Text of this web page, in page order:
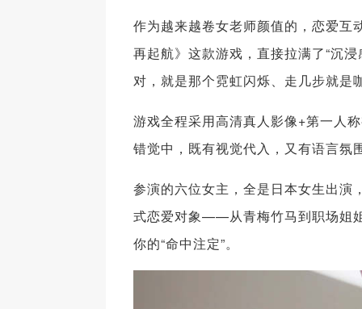
作为越来越卷女老师颜值的，恋爱互
再起航》这款游戏，直接拉满了“沉
对，就是那个霓虹闪烁、走几步就是
游戏全程采用高清真人影像+第一人
错觉中，既有视觉代入，又有语言
参演的六位女主，全是日本女生出演
式恋爱对象——从青梅竹马到职场姐
你的“命中注定”。